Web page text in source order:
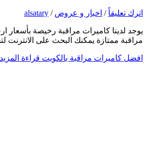
اترك تعليقاً / اخبار و عروض /
alsatary
يوجد لدينا كاميرات مراقبة رخيصة
مراقبة ممتازة يمكنك البحث على
افضل كاميرات مراقبة بالكويت قراءة